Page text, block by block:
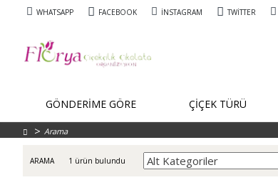
WHATSAPP FACEBOOK İNSTAGRAM TWITTER
GÖNDERİME GÖRE ÇİÇEK TÜRÜ
Arama
ARAMA 1 ürün bulundu